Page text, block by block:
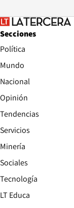
Secciones
Política
Mundo
Nacional
Opinión
Tendencias
Servicios
Minería
Sociales
Tecnología
LT Educa